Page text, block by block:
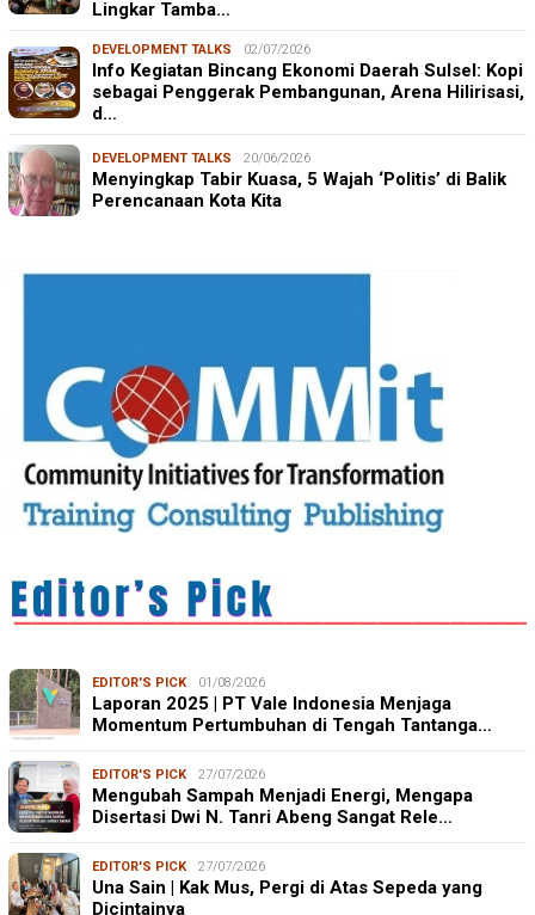
Lingkar Tamba…
DEVELOPMENT TALKS 02/07/2026
Info Kegiatan Bincang Ekonomi Daerah Sulsel: Kopi
sebagai Penggerak Pembangunan, Arena Hilirisasi,
d…
DEVELOPMENT TALKS 20/06/2026
Menyingkap Tabir Kuasa, 5 Wajah ‘Politis’ di Balik
Perencanaan Kota Kita
EDITOR'S PICK 01/08/2026
Laporan 2025 | PT Vale Indonesia Menjaga
Momentum Pertumbuhan di Tengah Tantanga…
EDITOR'S PICK 27/07/2026
Mengubah Sampah Menjadi Energi, Mengapa
Disertasi Dwi N. Tanri Abeng Sangat Rele…
EDITOR'S PICK 27/07/2026
Una Sain | Kak Mus, Pergi di Atas Sepeda yang
Dicintainya